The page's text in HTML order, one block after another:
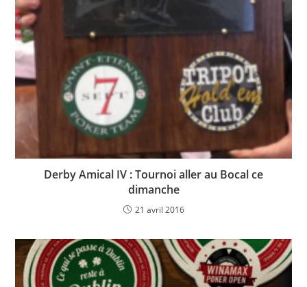
Derby Amical IV : Tournoi aller au Bocal ce
dimanche
21 avril 2016